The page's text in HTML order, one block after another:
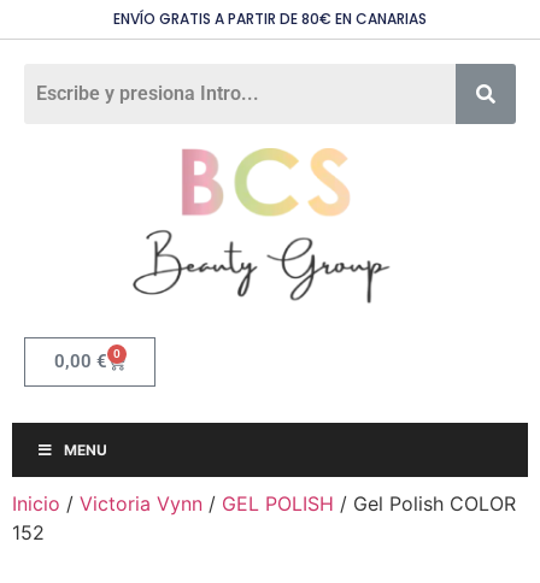
ENVÍO GRATIS A PARTIR DE 80€ EN CANARIAS
0,00 € 0
MENU
Inicio / Victoria Vynn / GEL POLISH / Gel Polish COLOR
152